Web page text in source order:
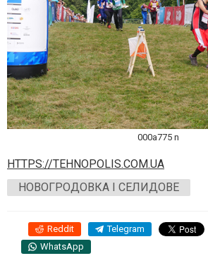
000a775 n
HTTPS://TEHNOPOLIS.COM.UA
НОВОГРОДОВКА І СЕЛИДОВЕ
Reddit Telegram
WhatsApp